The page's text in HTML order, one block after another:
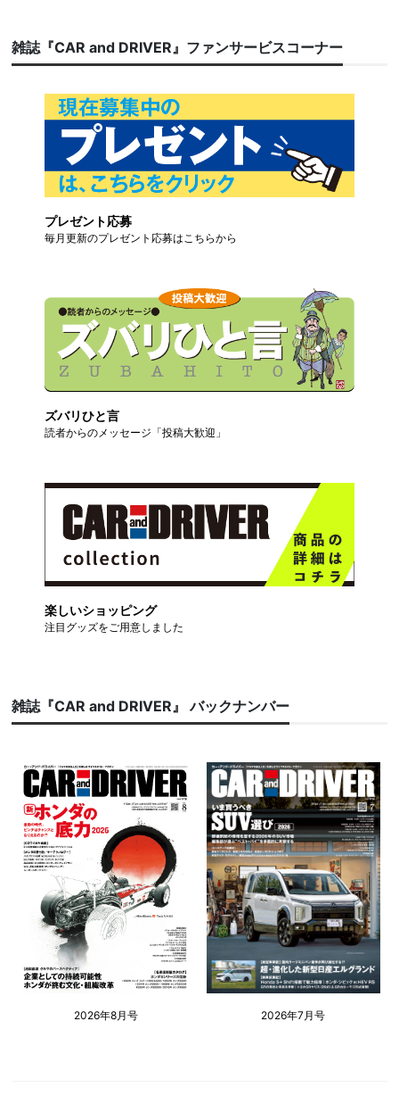
雑誌『CAR and DRIVER』ファンサービスコーナー
プレゼント応募
毎月更新のプレゼント応募はこちらから
ズバリひと言
読者からのメッセージ「投稿大歓迎」
楽しいショッピング
注目グッズをご用意しました
雑誌『CAR and DRIVER』 バックナンバー
2026年8月号 2026年7月号